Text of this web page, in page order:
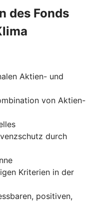
des Fonds
Aktien- und
von Aktien-
durch
Kriterien in der
positiven,